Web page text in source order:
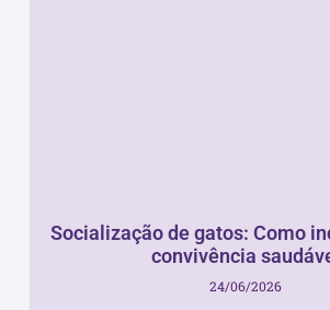
Socialização de gatos: Como
convivência
24/06/2026